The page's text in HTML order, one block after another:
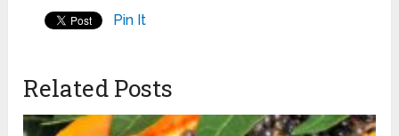
Pin It
Related Posts